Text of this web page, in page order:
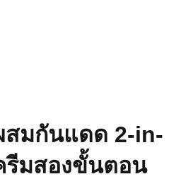
สมกันแดด 2-in-
มสองขั้นตอน